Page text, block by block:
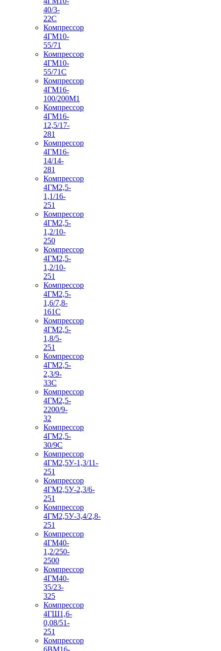
40/3-
22С
Компрессор
4ГМ10-
55/71
Компрессор
4ГМ10-
55/71С
Компрессор
4ГМ16-
100/200М1
Компрессор
4ГМ16-
12,5/17-
281
Компрессор
4ГМ16-
14/14-
281
Компрессор
4ГМ2,5-
1,1/16-
251
Компрессор
4ГМ2,5-
1,2/10-
250
Компрессор
4ГМ2,5-
1,2/10-
251
Компрессор
4ГМ2,5-
1,6/7,8-
161С
Компрессор
4ГМ2,5-
1,8/5-
251
Компрессор
4ГМ2,5-
2,3/9-
33С
Компрессор
4ГМ2,5-
2200/9-
32
Компрессор
4ГМ2,5-
30/9С
Компрессор
4ГМ2,5У-1,3/11-
251
Компрессор
4ГМ2,5У-2,3/6-
251
Компрессор
4ГМ2,5У-3,4/2,8-
251
Компрессор
4ГМ40-
1,2/250-
2500
Компрессор
4ГМ40-
35/23-
325
Компрессор
4ГШ1,6-
0,08/51-
251
Компрессор
6ВМ16-